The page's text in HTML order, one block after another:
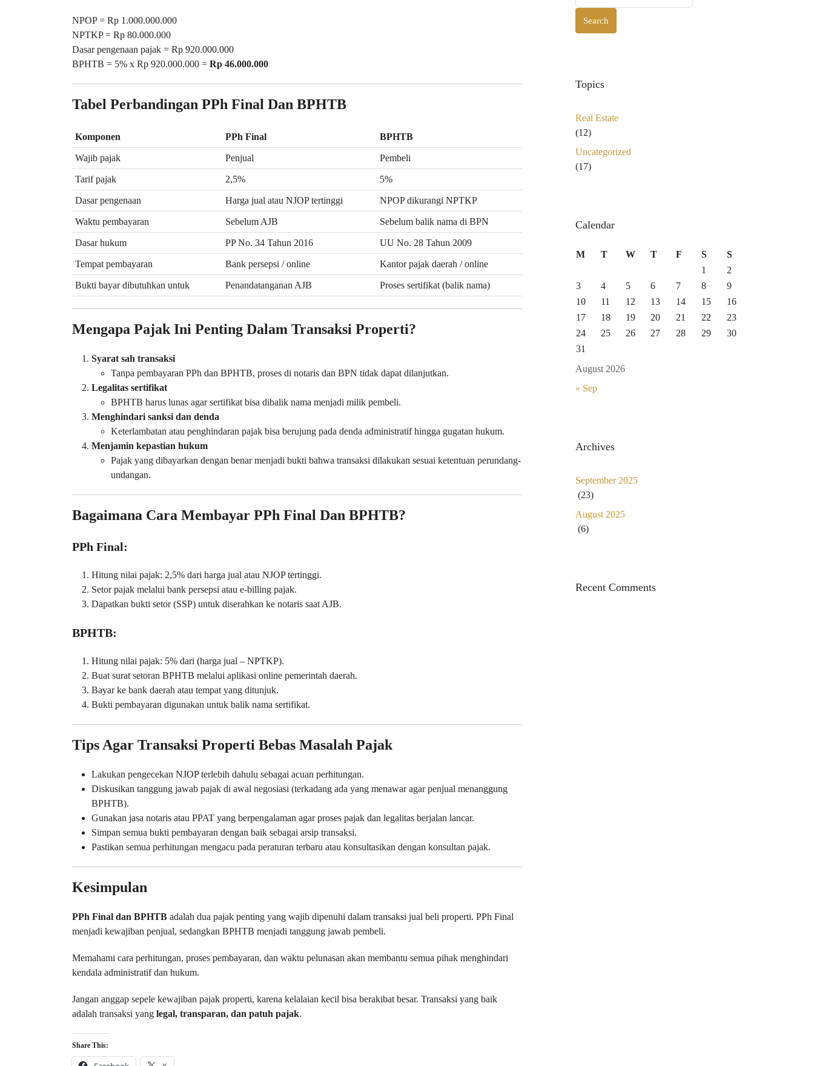
NPOP = Rp 1.000.000.000
NPTKP = Rp 80.000.000
Dasar pengenaan pajak = Rp 920.000.000
BPHTB = 5% x Rp 920.000.000 = Rp 46.000.000
Tabel Perbandingan PPh Final Dan BPHTB
Komponen PPh Final BPHTB
Wajib pajak Penjual Pembeli
Tarif pajak 2,5% 5%
Dasar pengenaan Harga jual atau NJOP tertinggi NPOP dikurangi NPTKP
Waktu pembayaran Sebelum AJB Sebelum balik nama di BPN
Dasar hukum PP No. 34 Tahun 2016 UU No. 28 Tahun 2009
Tempat pembayaran Bank persepsi / online Kantor pajak daerah / online
Bukti bayar dibutuhkan untuk Penandatanganan AJB Proses sertifikat (balik nama)
Mengapa Pajak Ini Penting Dalam Transaksi Properti?
Syarat sah transaksi
Tanpa pembayaran PPh dan BPHTB, proses di notaris dan BPN tidak dapat dilanjutkan.
Legalitas sertifikat
BPHTB harus lunas agar sertifikat bisa dibalik nama menjadi milik pembeli.
Menghindari sanksi dan denda
Keterlambatan atau penghindaran pajak bisa berujung pada denda administratif hingga gugatan hukum.
Menjamin kepastian hukum
Pajak yang dibayarkan dengan benar menjadi bukti bahwa transaksi dilakukan sesuai ketentuan perundang-
undangan.
Bagaimana Cara Membayar PPh Final Dan BPHTB?
PPh Final:
Hitung nilai pajak: 2,5% dari harga jual atau NJOP tertinggi.
Setor pajak melalui bank persepsi atau e-billing pajak.
Dapatkan bukti setor (SSP) untuk diserahkan ke notaris saat AJB.
BPHTB:
Hitung nilai pajak: 5% dari (harga jual – NPTKP).
Buat surat setoran BPHTB melalui aplikasi online pemerintah daerah.
Bayar ke bank daerah atau tempat yang ditunjuk.
Bukti pembayaran digunakan untuk balik nama sertifikat.
Tips Agar Transaksi Properti Bebas Masalah Pajak
Lakukan pengecekan NJOP terlebih dahulu sebagai acuan perhitungan.
Diskusikan tanggung jawab pajak di awal negosiasi (terkadang ada yang menawar agar penjual menanggung
BPHTB).
Gunakan jasa notaris atau PPAT yang berpengalaman agar proses pajak dan legalitas berjalan lancar.
Simpan semua bukti pembayaran dengan baik sebagai arsip transaksi.
Pastikan semua perhitungan mengacu pada peraturan terbaru atau konsultasikan dengan konsultan pajak.
Kesimpulan
PPh Final dan BPHTB adalah dua pajak penting yang wajib dipenuhi dalam transaksi jual beli properti. PPh Final
menjadi kewajiban penjual, sedangkan BPHTB menjadi tanggung jawab pembeli.
Memahami cara perhitungan, proses pembayaran, dan waktu pelunasan akan membantu semua pihak menghindari
kendala administratif dan hukum.
Jangan anggap sepele kewajiban pajak properti, karena kelalaian kecil bisa berakibat besar. Transaksi yang baik
adalah transaksi yang legal, transparan, dan patuh pajak.
Share This:
Search
Topics
Real Estate
(12)
Uncategorized
(17)
Calendar
August 2026
M T W T F S
S
1
2
3
4 5 6 7 8
9
10
11 12 13 14 15
16
17
18 19 20 21 22
23
24
25 26 27 28 29
30
31
« Sep
Archives
September 2025
(23)
August 2025
(6)
Recent Comments